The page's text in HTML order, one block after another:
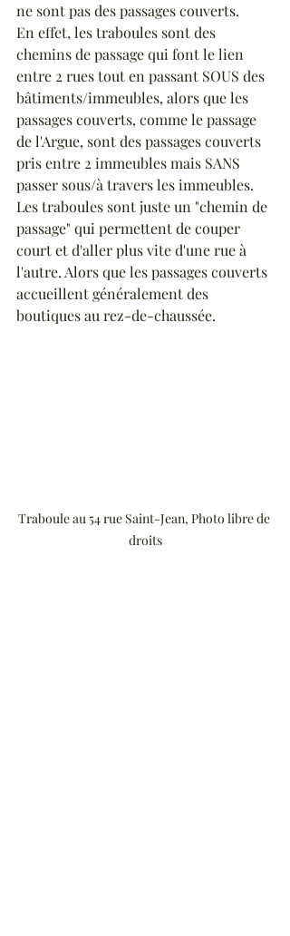
ne sont pas des passages couverts.
En effet, les traboules sont des
chemins de passage qui font le lien
entre 2 rues tout en passant SOUS des
bâtiments/immeubles, alors que les
passages couverts, comme le passage
de l'Argue, sont des passages couverts
pris entre 2 immeubles mais SANS
passer sous/à travers les immeubles.
Les traboules sont juste un "chemin de
passage" qui permettent de couper
court et d'aller plus vite d'une rue à
l'autre. Alors que les passages couverts
accueillent généralement des
boutiques au rez-de-chaussée.
Traboule au 54 rue Saint-Jean, Photo libre de
droits